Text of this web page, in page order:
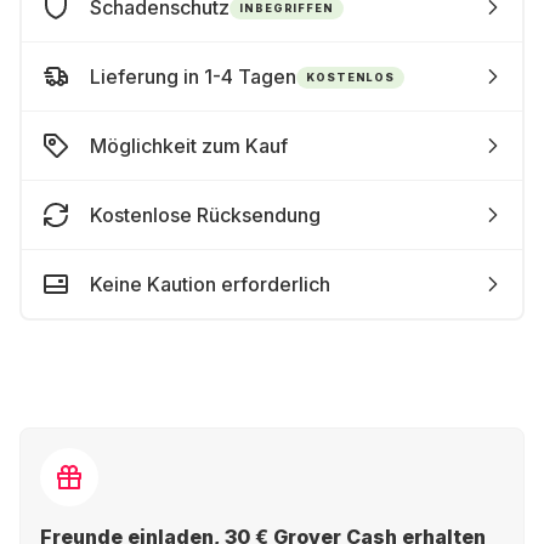
Schadenschutz INBEGRIFFEN
Lieferung in 1-4 Tagen KOSTENLOS
Möglichkeit zum Kauf
Kostenlose Rücksendung
Keine Kaution erforderlich
Freunde einladen, 30 € Grover Cash erhalten